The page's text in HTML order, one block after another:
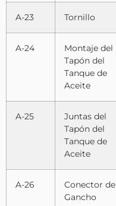
A-23 Tornillo
A-24
Montaje del
Tapón del
Tanque de
Aceite
A-25
Juntas del
Tapón del
Tanque de
Aceite
A-26
Conector de
Gancho